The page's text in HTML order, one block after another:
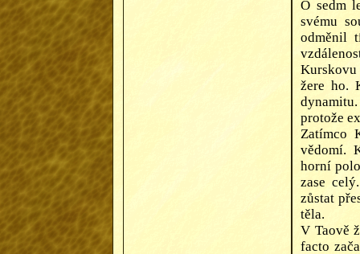
O sedm
svému
odměnil
Kurskovu
žere ho.
protože
Zatímco
vědomí.
horní
zase
zůstat
těla.
V Taově
facto